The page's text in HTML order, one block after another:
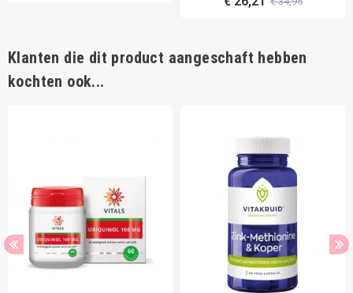
Klanten die dit product aangeschaft hebben
kochten ook...